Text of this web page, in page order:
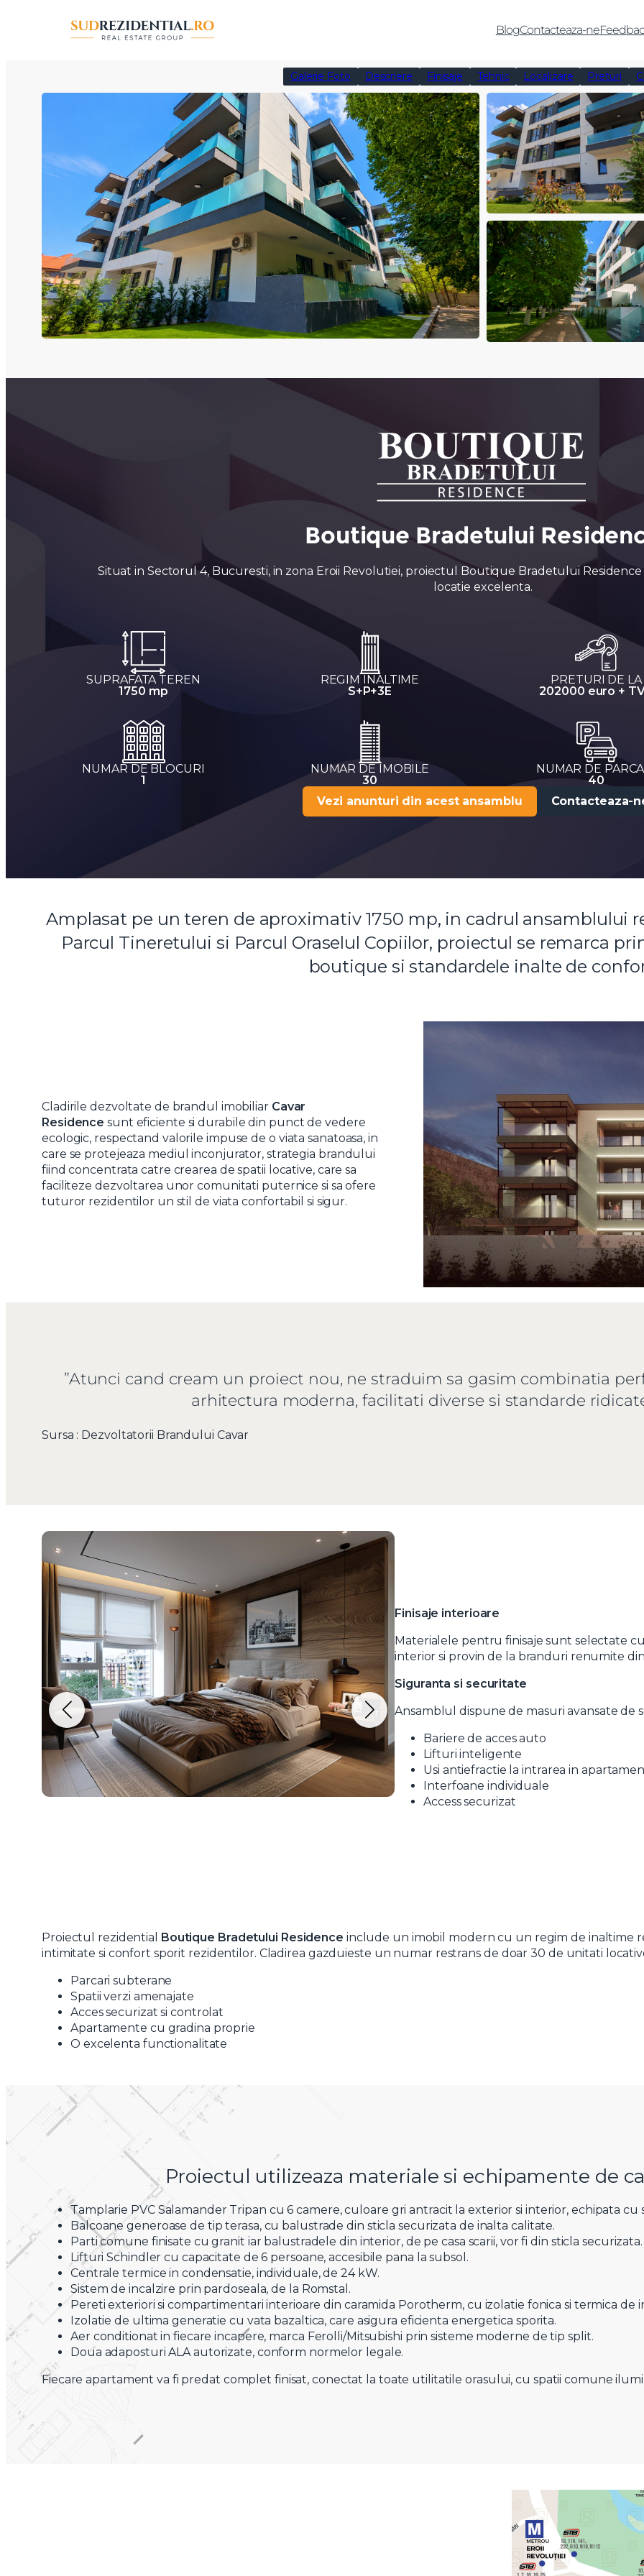
BlogContacteaza-ne
Galerie Foto Descriere Finisaje Tehnic Localizare Preturi
Boutique Bradetului
Situat in Sectorul 4, Bucuresti, in zona Eroii Revolutiei, proiectul Boutique Bradetului
locatie excelenta.
SUPRAFATA TEREN
1750 mp
REGIM INALTIME
S+P+3E
PRETURI DE LA
202000 euro +
NUMAR DE BLOCURI
1
NUMAR DE IMOBILE
30
NUMAR DE
40
Vezi anunturi din acest ansamblu
Contacteaza-
Amplasat pe un teren de aproximativ 1750 mp, in cadrul ansamblului
Parcul Tineretului si Parcul Oraselul Copiilor, proiectul se remarca
boutique si standardele inalte de
Cladirile dezvoltate de brandul imobiliar Cavar
Residence sunt eficiente si durabile din punct de vedere
ecologic, respectand valorile impuse de o viata sanatoasa, in
care se protejeaza mediul inconjurator, strategia brandului
fiind concentrata catre crearea de spatii locative, care sa
faciliteze dezvoltarea unor comunitati puternice si sa ofere
tuturor rezidentilor un stil de viata confortabil si sigur.
”Atunci cand cream un proiect nou, ne straduim sa gasim combinatia
arhitectura moderna, facilitati diverse si standarde
Sursa : Dezvoltatorii Brandului Cavar
Finisaje interioare
Materialele pentru finisaje sunt selectate
interior si provin de la branduri renumite
Siguranta si securitate
Ansamblul dispune de masuri avansate de
Bariere de acces auto
Lifturi inteligente
Usi antiefractie la intrarea in
Interfoane individuale
Access securizat
Proiectul rezidential Boutique Bradetului Residence include un imobil modern cu un regim de inaltime
intimitate si confort sporit rezidentilor. Cladirea gazduieste un numar restrans de doar 30 de unitati
Parcari subterane
Spatii verzi amenajate
Acces securizat si controlat
Apartamente cu gradina proprie
O excelenta functionalitate
Proiectul utilizeaza materiale si echipamente de
Tamplarie PVC Salamander Tripan cu 6 camere, culoare gri antracit la exterior si interior, echipata
Balcoane generoase de tip terasa, cu balustrade din sticla securizata de inalta calitate.
Parti comune finisate cu granit iar balustradele din interior, de pe casa scarii, vor fi din sticla securizata.
Lifturi Schindler cu capacitate de 6 persoane, accesibile pana la subsol.
Centrale termice in condensatie, individuale, de 24 kW.
Sistem de incalzire prin pardoseala, de la Romstal.
Pereti exteriori si compartimentari interioare din caramida Porotherm, cu izolatie fonica si termica de
Izolatie de ultima generatie cu vata bazaltica, care asigura eficienta energetica sporita.
Aer conditionat in fiecare incapere, marca Ferolli/Mitsubishi prin sisteme moderne de tip split.
Doua adaposturi ALA autorizate, conform normelor legale.
Fiecare apartament va fi predat complet finisat, conectat la toate utilitatile orasului, cu spatii comune
Email
Mesaj
Am citit si sunt de acord cu termenii si conditiile
Sunt de acord cu
prelucrarea datelor cu caracter personal